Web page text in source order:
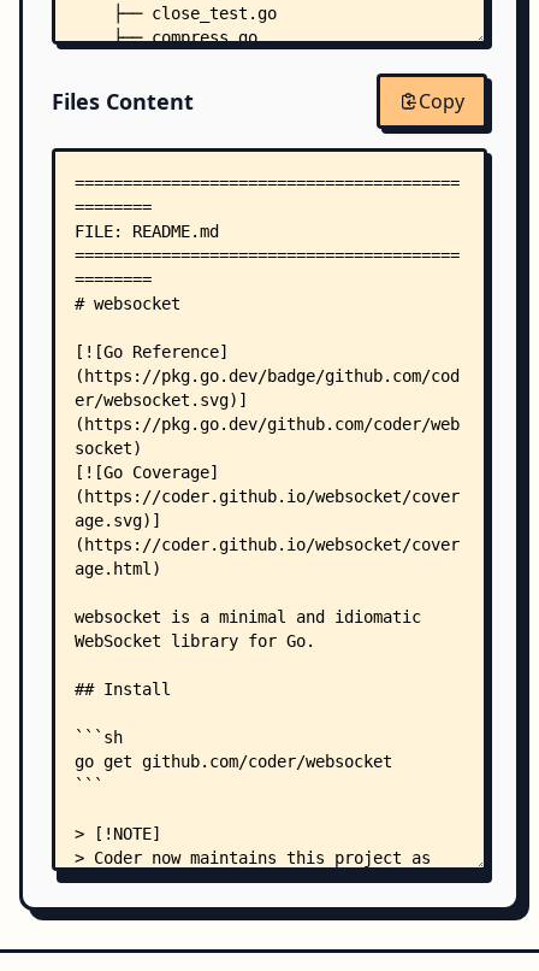
    ├── close_test.go
    ├── compress.go
    ├── conn_test.go
    ├── dial_test.go
    ├── doc.go
    ├── errors.go
    ├── example_test.go
    ├── export_test.go
    ├── frame.go
    ├── frame_test.go
    ├── go.sum
    ├── hijack.go
    ├── hijack_go120_test.go
    ├── LICENSE.txt
    ├── main_test.go
    ├── Makefile
    ├── mask.go
    ├── mask_amd64.s
    ├── mask_arm64.s
    ├── mask_asm.go
    ├── mask_go.go
    ├── mask_test.go
    ├── netconn_js.go
    ├── read.go
    ├── stringer.go
    ├── write.go
    ├── ws_js_test.go
    ├── ci/
    │   ├── bench.sh
    │   ├── fmt.sh
    │   └── test.sh
Files Content Copy